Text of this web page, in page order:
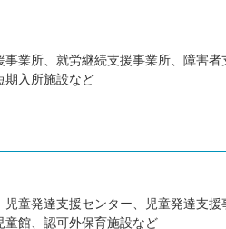
業所、就労継続支援事業所、障害
期入所施設など
童発達支援センター、児童発達支
館、認可外保育施設など